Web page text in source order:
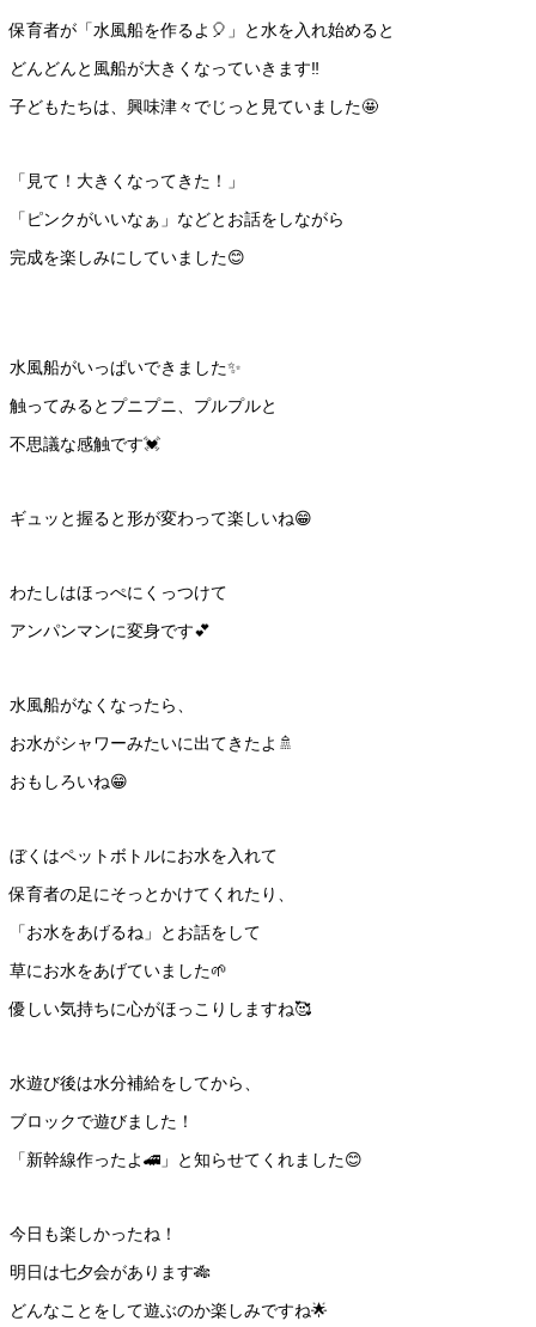
保育者が「水風船を作るよ🎈」と水を入れ始めると
どんどんと風船が大きくなっていきます‼️
子どもたちは、興味津々でじっと見ていました🤩
「見て！大きくなってきた！」
「ピンクがいいなぁ」などとお話をしながら
完成を楽しみにしていました😊
水風船がいっぱいできました✨
触ってみるとプニプニ、プルプルと
不思議な感触です💓
ギュッと握ると形が変わって楽しいね😁
わたしはほっぺにくっつけて
アンパンマンに変身です💕
水風船がなくなったら、
お水がシャワーみたいに出てきたよ🚿
おもしろいね😁
ぼくはペットボトルにお水を入れて
保育者の足にそっとかけてくれたり、
「お水をあげるね」とお話をして
草にお水をあげていました🌱
優しい気持ちに心がほっこりしますね🥰
水遊び後は水分補給をしてから、
ブロックで遊びました！
「新幹線作ったよ🚄」と知らせてくれました😊
今日も楽しかったね！
明日は七夕会があります🎋
どんなことをして遊ぶのか楽しみですね🌟